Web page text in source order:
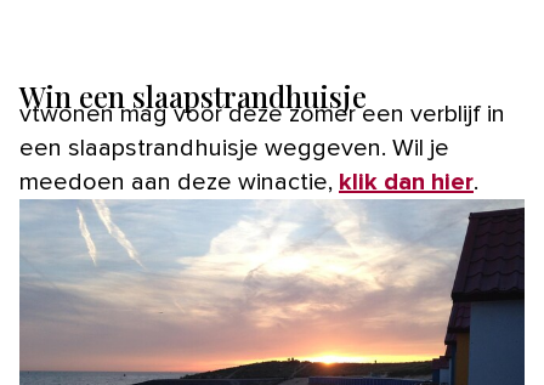
Win een slaapstrandhuisje
vtwonen mag voor deze zomer een verblijf in
een slaapstrandhuisje weggeven. Wil je
meedoen aan deze winactie, klik dan hier.